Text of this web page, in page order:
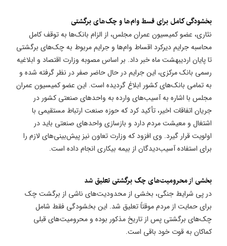
بخشودگی کامل برای قسط وام‌ها و چک‌های برگشتی
نثاری، عضو کمیسیون عمران مجلس، از الزام بانک‌ها به توقف کامل
محاسبه جرایم دیرکرد اقساط وام‌ها و جرایم مربوط به چک‌های برگشتی
تا پایان اردیبهشت ماه خبر داد. بر اساس مصوبه وزارت اقتصاد و ابلاغیه
رسمی بانک مرکزی، این جرایم در حال حاضر صفر در نظر گرفته شده و
به تمامی بانک‌های کشور ابلاغ گردیده است. این عضو کمیسیون عمران
مجلس با اشاره به آسیب‌های وارده به واحدهای صنعتی کشور در
جریان اتفاقات اخیر، تأکید کرد که حوزه صنعت ارتباط مستقیمی با
اشتغال و معیشت مردم دارد و بازسازی واحدهای صنعتی باید در
اولویت قرار گیرد. وی افزود که وزارت تعاون نیز پیش‌بینی‌های لازم را
برای استفاده آسیب‌دیدگان از بیمه بیکاری انجام داده است.
​بخشی از محرومیت‌های چک برگشتی تعلیق شد
در پی شرایط جنگی، بخشی از محدودیت‌های ناشی از برگشت چک
برای حمایت از مردم موقتاً تعلیق شد. این بخشودگی فقط شامل
چک‌های برگشتی پس از تاریخ مذکور بوده و محرومیت‌های قبلی
کماکان به قوت خود باقی است.